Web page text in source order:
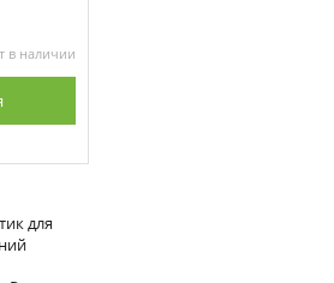
в наличии
для